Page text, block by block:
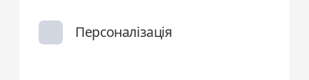
Персоналізація